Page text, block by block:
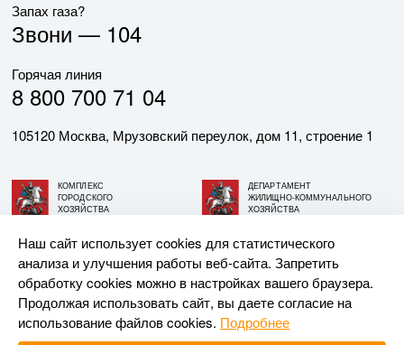
Запах газа?
Звони — 104
Горячая линия
8 800 700 71 04
105120 Москва, Мрузовский переулок, дом 11, строение 1
КОМПЛЕКС
ГОРОДСКОГО
ХОЗЯЙСТВА
ДЕПАРТАМЕНТ
ЖИЛИЩНО-КОММУНАЛЬНОГО
ХОЗЯЙСТВА
© АО «МОСГАЗ», 2026. При использовании материалов
ссылка на сайт обязательна.
Разработка и поддержка —Upriver
Наш сайт использует cookies для статистического
анализа и улучшения работы веб-сайта. Запретить
обработку cookies можно в настройках вашего браузера.
Продолжая использовать сайт, вы даете согласие на
использование файлов cookies. Подробнее